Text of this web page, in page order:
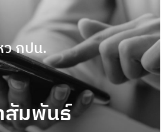
ว กปน.
สัมพันธ์